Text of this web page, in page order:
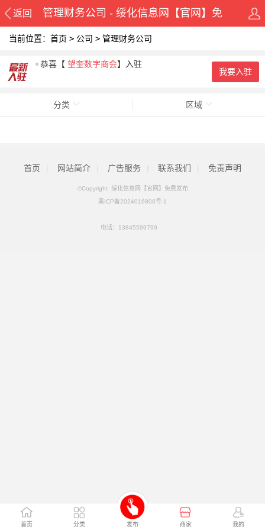
返回 管理财务公司 - 绥化信息网【官网】免
费发布
首页 分类 发布 商家 我的
当前位置： 首页 > 公司 > 管理财务公司
我要入驻
恭喜 【 望奎数字商会】入驻
分类 区域
首页 网站简介 广告服务 联系我们 免责声明
©Copyright 绥化信息网【官网】免费发布
黑ICP备2024016806号-1
电话： 13845599799